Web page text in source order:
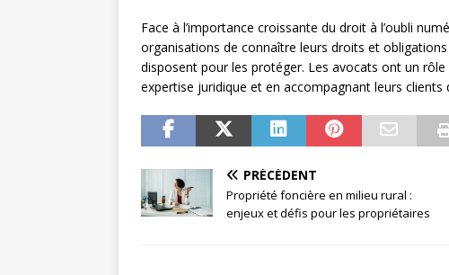
Face à l’importance croissante du droit à l’oubli
organisations de connaître leurs droits et
disposent pour les protéger. Les avocats ont un
expertise juridique et en accompagnant leurs clients
PRÉCÉDENT
Propriété foncière en milieu rural :
enjeux et défis pour les propriétaires